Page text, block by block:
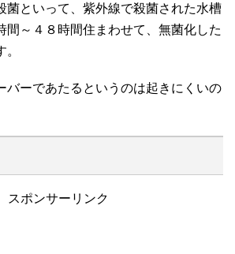
菌といって、紫外線で殺菌された水槽
間～４８時間住まわせて、無菌化した
バーであたるというのは起きにくいの
スポンサーリンク